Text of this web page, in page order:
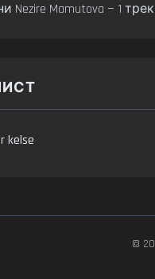
Nezire Mamutova — 1
kelse
©